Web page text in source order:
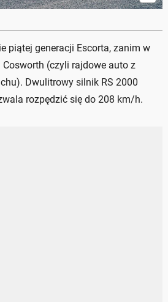
piątej generacji Escorta, zanim w
Cosworth (czyli rajdowe auto z
Dwulitrowy silnik RS 2000
rozpędzić się do 208 km/h.